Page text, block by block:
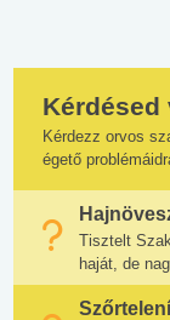
Kérdésed
Kérdezz orvos
égető
Tisztelt
haját, de